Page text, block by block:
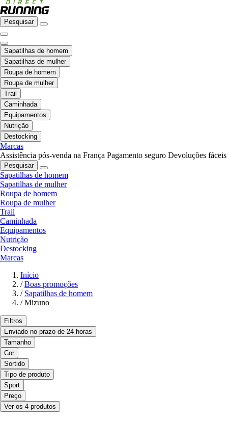
Pesquisar
Sapatilhas de homem
Sapatilhas de mulher
Roupa de homem
Roupa de mulher
Trail
Caminhada
Equipamentos
Nutrição
Destocking
Marcas
Assistência pós-venda na França Pagamento seguro Devoluções fáceis
Pesquisar
Sapatilhas de homem
Sapatilhas de mulher
Roupa de homem
Roupa de mulher
Trail
Caminhada
Equipamentos
Nutrição
Destocking
Marcas
Início
/ Boas promoções
/ Sapatilhas de homem
/ Mizuno
Filtros
Enviado no prazo de 24 horas
Tamanho
Cor
Sortido
Tipo de produto
Sport
Preço
Ver os 4 produtos